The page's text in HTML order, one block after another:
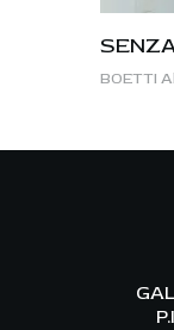
BOETTI